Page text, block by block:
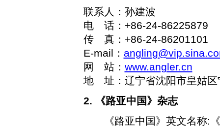
联系人：孙建波
电 话： +86-24-86225879
传 真： +86-24-86201101
E-mail ：
网 站： www.angler.cn
地 址：辽宁省沈阳市皇姑区
2.
《路亚中国》杂志
《路亚中国》英文名称: 《